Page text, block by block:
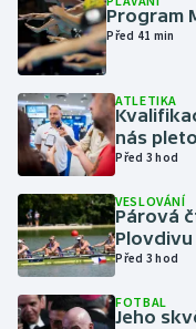
Jezdectví
Judo
Krasobruslení
Lezení
Lyže a snowboard
Moderní pětiboj
Program
Před 41 min
ATLETIKA
nás
Před 3 hod
VESLOVÁNÍ
Párová
Před 3 hod
FOTBAL
Jeho